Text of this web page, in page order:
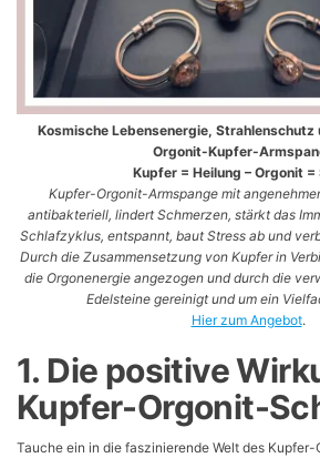
Kosmische Lebensenergie, Strahlenschutz
Orgonit-Kupfer-
Kupfer = Heilung – Orgonit =
Kupfer-Orgonit-Armspange mit
antibakteriell, lindert Schmerzen, stärkt das
Schlafzyklus, entspannt, baut Stress ab und
Durch die Zusammensetzung von Kupfer in
die Orgonenergie angezogen und durch die
Edelsteine gereinigt und um ein
Hier zum Angebot.
1. Die positive
Kupfer-Orgonit-
Tauche ein in die faszinierende Welt des